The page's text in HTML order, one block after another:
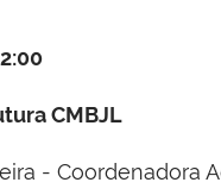
CMBJL
- Coordenadora